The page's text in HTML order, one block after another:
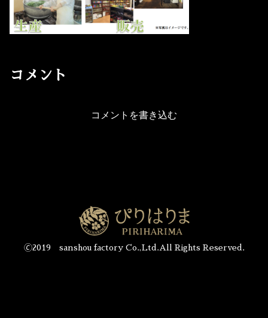
コメント
コメントを書き込む
🄫2019 sanshou factory Co.,Ltd.All Rights Reserved.